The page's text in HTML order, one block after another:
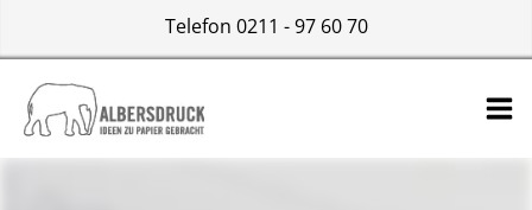
Telefon 0211 - 97 60 70